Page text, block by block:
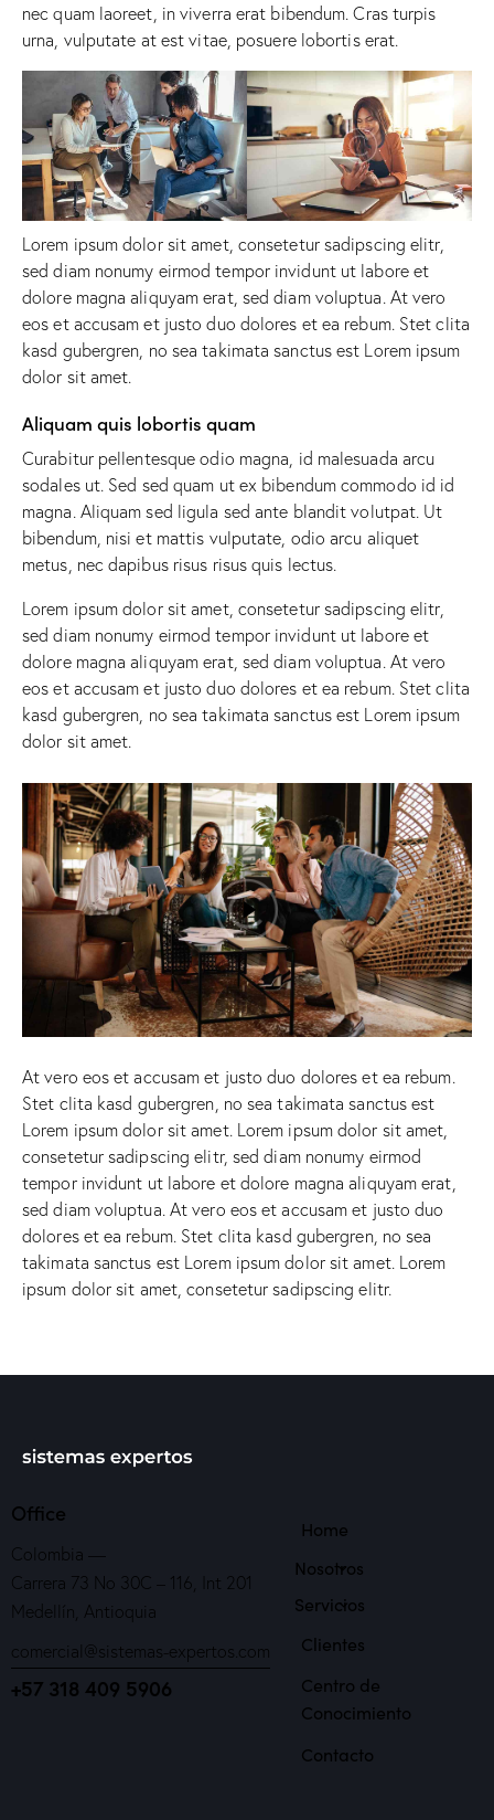
nec quam laoreet, in viverra erat bibendum. Cras turpis
urna, vulputate at est vitae, posuere lobortis erat.
Lorem ipsum dolor sit amet, consetetur sadipscing elitr,
sed diam nonumy eirmod tempor invidunt ut labore et
dolore magna aliquyam erat, sed diam voluptua. At vero
eos et accusam et justo duo dolores et ea rebum. Stet clita
kasd gubergren, no sea takimata sanctus est Lorem ipsum
dolor sit amet.
Aliquam quis lobortis quam
Curabitur pellentesque odio magna, id malesuada arcu
sodales ut. Sed sed quam ut ex bibendum commodo id id
magna. Aliquam sed ligula sed ante blandit volutpat. Ut
bibendum, nisi et mattis vulputate, odio arcu aliquet
metus, nec dapibus risus risus quis lectus.
Lorem ipsum dolor sit amet, consetetur sadipscing elitr,
sed diam nonumy eirmod tempor invidunt ut labore et
dolore magna aliquyam erat, sed diam voluptua. At vero
eos et accusam et justo duo dolores et ea rebum. Stet clita
kasd gubergren, no sea takimata sanctus est Lorem ipsum
dolor sit amet.
At vero eos et accusam et justo duo dolores et ea rebum.
Stet clita kasd gubergren, no sea takimata sanctus est
Lorem ipsum dolor sit amet. Lorem ipsum dolor sit amet,
consetetur sadipscing elitr, sed diam nonumy eirmod
tempor invidunt ut labore et dolore magna aliquyam erat,
sed diam voluptua. At vero eos et accusam et justo duo
dolores et ea rebum. Stet clita kasd gubergren, no sea
takimata sanctus est Lorem ipsum dolor sit amet. Lorem
ipsum dolor sit amet, consetetur sadipscing elitr.
Office
Colombia —
Carrera 73 No 30C – 116, Int 201
Medellín, Antioquia
comercial@sistemas-expertos.com
+57 318 409 5906
Home
Nosotros
Servicios
Clientes
Centro de
Conocimiento
Contacto